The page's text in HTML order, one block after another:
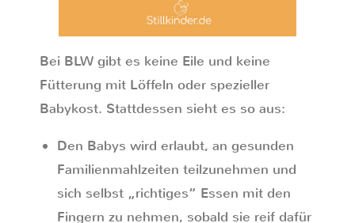
Bei BLW gibt es keine Eile und keine
Fütterung mit Löffeln oder spezieller
Babykost. Stattdessen sieht es so aus:
Den Babys wird erlaubt, an gesunden
Familienmahlzeiten teilzunehmen und
sich selbst „richtiges“ Essen mit den
Fingern zu nehmen, sobald sie reif dafür